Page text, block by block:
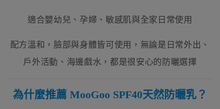
適合嬰幼兒、孕婦、敏感肌與全家日常使用
配方溫和，臉部與身體皆可使用，無論是日常外出、
戶外活動、海邊戲水，都是很安心的防曬選擇
為什麼推薦 MooGoo SPF40天然防曬乳？